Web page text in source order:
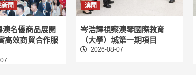
新聞
名優商品展開
高效商貿合作服
澳聞
岑浩輝視察澳琴國際教育
（大學）城第一期項目
2026-08-07